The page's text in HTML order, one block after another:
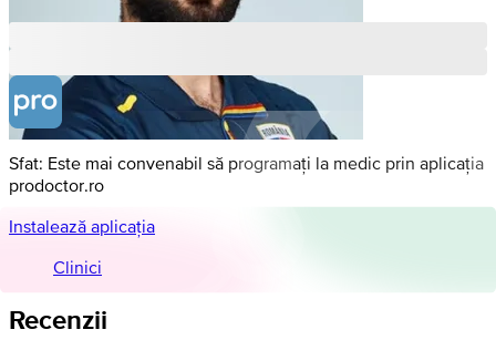
Sfat: Este mai convenabil să programați la medic prin aplicația
prodoctor.ro
Instalează aplicația
Clinici
Recenzii